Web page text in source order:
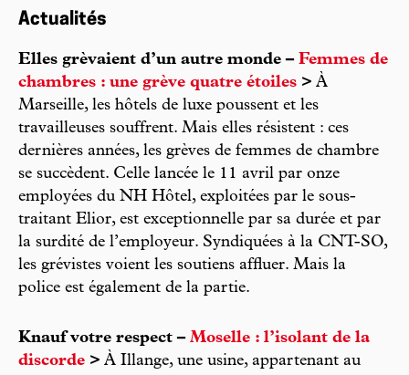
Actualités
Elles grèvaient d’un autre monde – Femmes de
chambres : une grève quatre étoiles > À
Marseille, les hôtels de luxe poussent et les
travailleuses souffrent. Mais elles résistent : ces
dernières années, les grèves de femmes de chambre
se succèdent. Celle lancée le 11 avril par onze
employées du NH Hôtel, exploitées par le sous-
traitant Elior, est exceptionnelle par sa durée et par
la surdité de l’employeur. Syndiquées à la CNT-SO,
les grévistes voient les soutiens affluer. Mais la
police est également de la partie.
Knauf votre respect – Moselle : l’isolant de la
discorde > À Illange, une usine, appartenant au